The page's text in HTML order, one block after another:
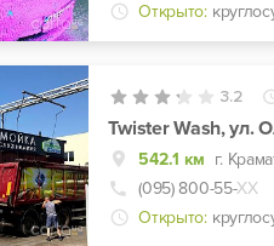
Открыто:
3.2
Twister Wash, ул.
542.1 км г.
(095) 800-55-ХХ
Открыто: